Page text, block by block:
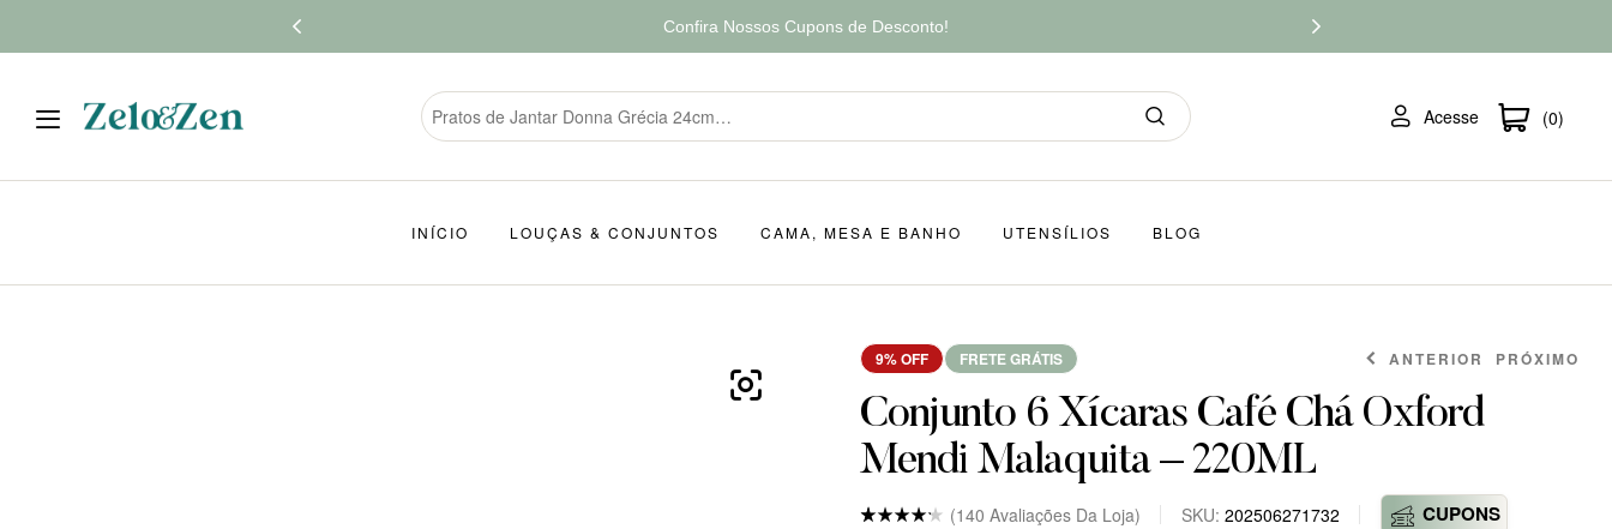
Confira Nossos Cupons de Desconto!
Acesse (0)
INÍCIO LOUÇAS & CONJUNTOS CAMA, MESA E BANHO UTENSÍLIOS BLOG
9% OFF FRETE GRÁTIS ANTERIOR PRÓXIMO
Conjunto 6 Xícaras Café Chá Oxford
Mendi Malaquita – 220ML
(140 Avaliações Da Loja) SKU: 202506271732 CUPONS